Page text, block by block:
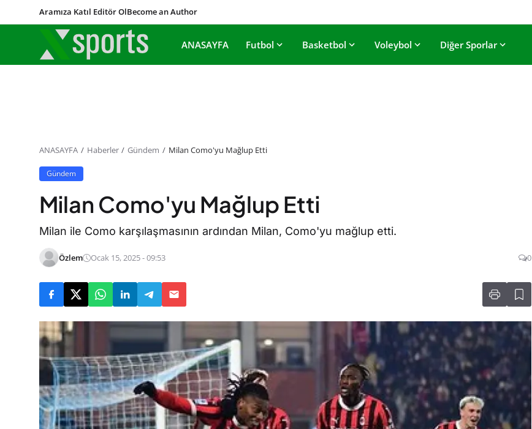
Aramıza Katıl Editör OlBecome an Author
ANASAYFA Futbol Basketbol Voleybol Diğer Sporlar
ANASAYFA Haberler Gündem Milan Como'yu Mağlup Etti
Gündem
Milan Como'yu Mağlup Etti
Milan ile Como karşılaşmasının ardından Milan, Como'yu mağlup etti.
Özlem Ocak 15, 2025 - 09:53 0